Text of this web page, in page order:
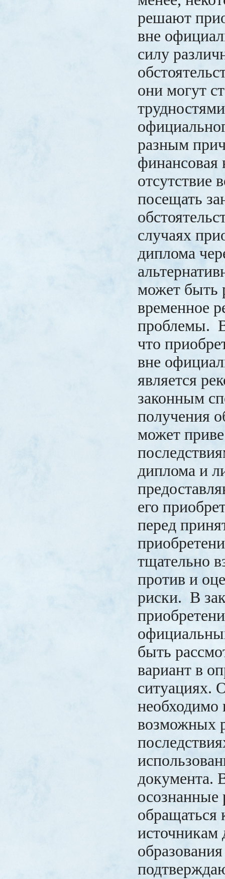
решают
вне
силу
они могут
разным
финансовая
отсутствие
посещать
случаях
диплома
может быть
временное
проблемы.
что
вне
является
законным
получения
может
диплома и
его
перед
тщательно
против и
риски. В
быть
вариант в
ситуациях.
необходимо
возможных
документа.
источникам